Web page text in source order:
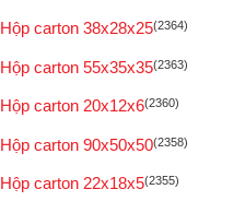
Hộp carton 38x28x25(2364)
Hộp carton 55x35x35(2363)
Hộp carton 20x12x6(2360)
Hộp carton 90x50x50(2358)
Hộp carton 22x18x5(2355)